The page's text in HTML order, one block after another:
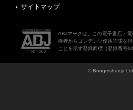
サイトマップ
ABJマークは、この電子書店・
権者からコンテンツ使用許諾を
ことを示す登録商標（登録番号
© Bungeishunju